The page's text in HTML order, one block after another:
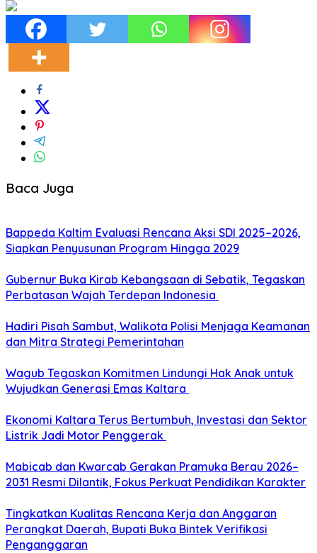
Baca Juga
Bappeda Kaltim Evaluasi Rencana Aksi SDI 2025–2026,
Siapkan Penyusunan Program Hingga 2029
Gubernur Buka Kirab Kebangsaan di Sebatik, Tegaskan
Perbatasan Wajah Terdepan Indonesia
Hadiri Pisah Sambut, Walikota Polisi Menjaga Keamanan
dan Mitra Strategi Pemerintahan
Wagub Tegaskan Komitmen Lindungi Hak Anak untuk
Wujudkan Generasi Emas Kaltara
Ekonomi Kaltara Terus Bertumbuh, Investasi dan Sektor
Listrik Jadi Motor Penggerak
Mabicab dan Kwarcab Gerakan Pramuka Berau 2026–
2031 Resmi Dilantik, Fokus Perkuat Pendidikan Karakter
Tingkatkan Kualitas Rencana Kerja dan Anggaran
Perangkat Daerah, Bupati Buka Bintek Verifikasi
Penganggaran